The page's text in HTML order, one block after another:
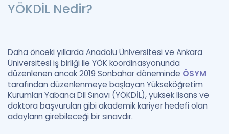
YÖKDİL Nedir?
Daha önceki yıllarda Anadolu Üniversitesi ve Ankara
Üniversitesi iş birliği ile YÖK koordinasyonunda
düzenlenen ancak 2019 Sonbahar döneminde ÖSYM
tarafından düzenlenmeye başlayan Yükseköğretim
Kurumları Yabancı Dil Sınavı (YÖKDİL), yüksek lisans ve
doktora başvuruları gibi akademik kariyer hedefi olan
adayların girebileceği bir sınavdır.